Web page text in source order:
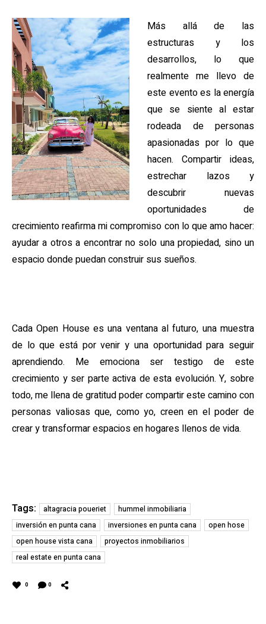
Más allá de las
estructuras y los
desarrollos, lo que
realmente me llevo de
este evento es la energía
que se siente al estar
rodeada de personas
apasionadas por lo que
hacen. Compartir ideas,
estrechar lazos y
descubrir nuevas
oportunidades de
crecimiento reafirma mi compromiso con lo que amo hacer:
ayudar a otros a encontrar no solo una propiedad, sino un
espacio donde puedan construir sus sueños.
Cada Open House es una ventana al futuro, una muestra
de lo que está por venir y una oportunidad para seguir
aprendiendo. Me emociona ser testigo de este
crecimiento y ser parte activa de esta evolución. Y, sobre
todo, me llena de gratitud poder compartir este camino con
personas valiosas que, como yo, creen en el poder de
crear y transformar espacios en hogares llenos de vida.
Tags: altagracia poueriet
hummel inmobiliaria
inversión en punta cana
inversiones en punta cana
open hose
open house vista cana
proyectos inmobiliarios
real estate en punta cana
0 0